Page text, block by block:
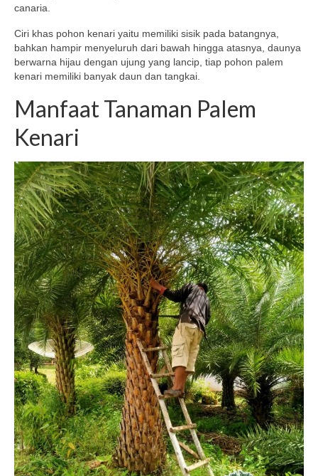
canaria.
Ciri khas pohon kenari yaitu memiliki sisik pada batangnya,
bahkan hampir menyeluruh dari bawah hingga atasnya, daunya
berwarna hijau dengan ujung yang lancip, tiap pohon palem
kenari memiliki banyak daun dan tangkai.
Manfaat Tanaman Palem
Kenari